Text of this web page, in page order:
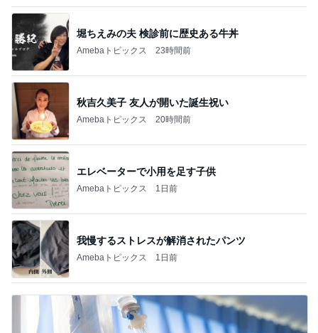
堀ちえみの夫 検診前に歴史ある牛丼
Amebaトピックス 23時間前
秋吉久美子 友人が開いた誕生祝い
Amebaトピックス 20時間前
エレベーターで小用を足す子供
Amebaトピックス 1日前
我慢するストレスが解消されたパンツ
Amebaトピックス 1日前